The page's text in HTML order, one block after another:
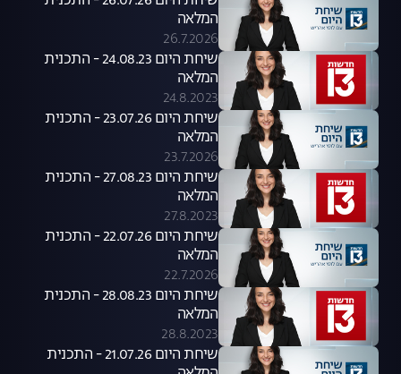
המלאה
26.7.2026
שיחת היום 24.08.23 - התכנית
המלאה
24.8.2023
שיחת היום 23.07.26 - התכנית
המלאה
23.7.2026
שיחת היום 27.08.23 - התכנית
המלאה
27.8.2023
שיחת היום 22.07.26 - התכנית
המלאה
22.7.2026
שיחת היום 28.08.23 - התכנית
המלאה
28.8.2023
שיחת היום 21.07.26 - התכנית